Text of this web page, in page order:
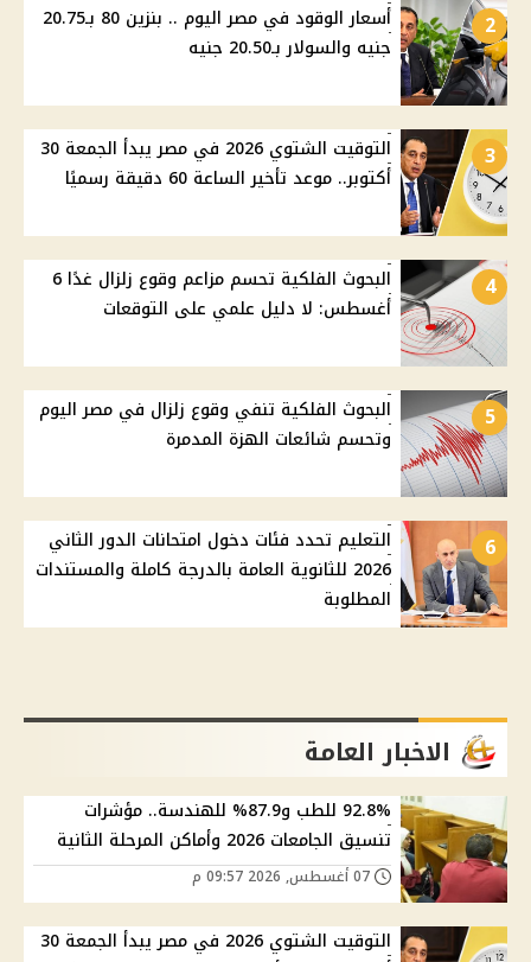
2
أسعار الوقود في مصر اليوم .. بنزين 80 بـ20.75
جنيه والسولار بـ20.50 جنيه
3
التوقيت الشتوي 2026 في مصر يبدأ الجمعة 30
أكتوبر.. موعد تأخير الساعة 60 دقيقة رسميًا
4
البحوث الفلكية تحسم مزاعم وقوع زلزال غدًا 6
أغسطس: لا دليل علمي على التوقعات
5
البحوث الفلكية تنفي وقوع زلزال في مصر اليوم
وتحسم شائعات الهزة المدمرة
6
التعليم تحدد فئات دخول امتحانات الدور الثاني
2026 للثانوية العامة بالدرجة كاملة والمستندات
المطلوبة
الاخبار العامة
92.8% للطب و87.9% للهندسة.. مؤشرات
تنسيق الجامعات 2026 وأماكن المرحلة الثانية
التوقيت الشتوي 2026 في مصر يبدأ الجمعة 30